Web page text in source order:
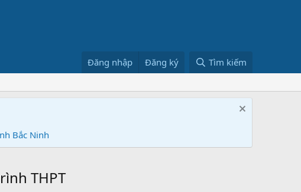
Đăng nhập Đăng ký Tìm kiếm
Bắc Ninh
THPT